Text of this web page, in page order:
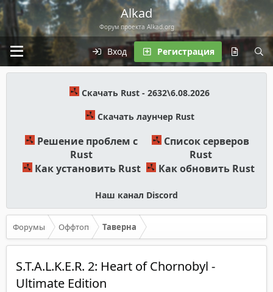
Alkad
Форум проекта Alkad.org
Вход Регистрация
Скачать Rust - 2632\6.08.2026
Скачать лаунчер Rust
Решение проблем с
Rust
Список серверов
Rust
Как установить Rust
Как обновить Rust
Наш канал Discord
Форумы Оффтоп Таверна
S.T.A.L.K.E.R. 2: Heart of Chornobyl -
Ultimate Edition